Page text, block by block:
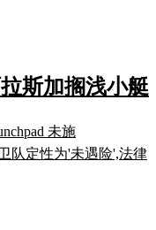
斯加搁浅小艇
未施
队定性为'未遇险',法律